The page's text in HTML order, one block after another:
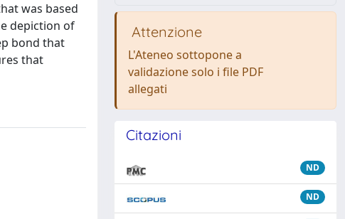
was based
depiction of
bond that
that
Attenzione
L'Ateneo sottopone a
validazione solo i file PDF
allegati
Citazioni
ND
ND